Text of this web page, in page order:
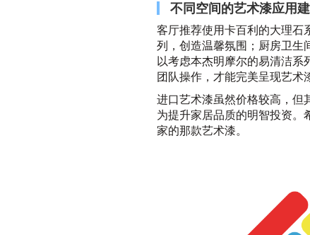
不同空间的艺术漆应用
客厅推荐使用卡百利的大理石
列，创造温馨氛围；厨房卫生
以考虑本杰明摩尔的易清洁系
团队操作，才能完美呈现艺术
进口艺术漆虽然价格较高，但
为提升家居品质的明智投资。
家的那款艺术漆。